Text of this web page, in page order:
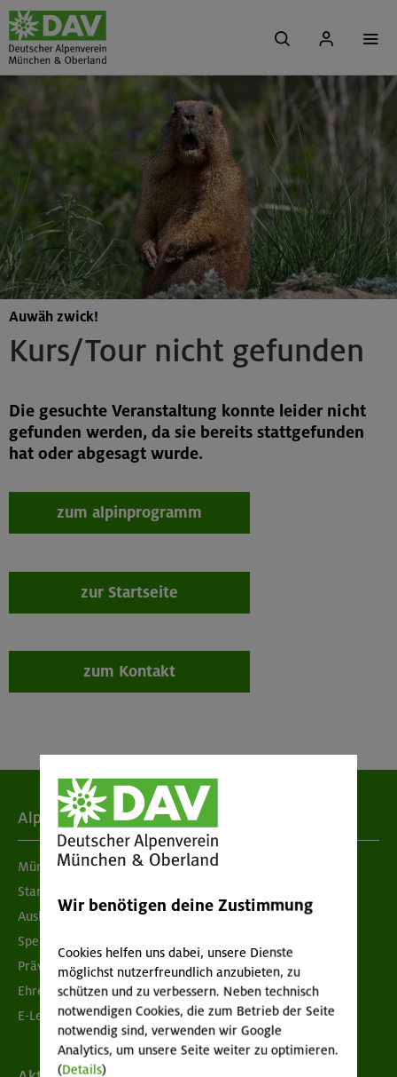
Kurs/Tour nicht gefunden
Auwäh zwick!
Die gesuchte Veranstaltung konnte leider nicht
gefunden werden, da sie bereits stattgefunden
hat oder abgesagt wurde.
zum alpinprogramm
zur Startseite
zum Kontakt
Alpenverein
München & Oberland
Standorte
Ausbildung & Jobs
Spenden
Prävention sexualisierter Gewalt
Ehrenamtsbörse
E-Learning
Wir benötigen deine Zustimmung
Cookies helfen uns dabei, unsere Dienste
möglichst nutzerfreundlich anzubieten, zu
schützen und zu verbessern. Neben technisch
notwendigen Cookies, die zum Betrieb der Seite
notwendig sind, verwenden wir Google
Analytics, um unsere Seite weiter zu optimieren.
(Details)